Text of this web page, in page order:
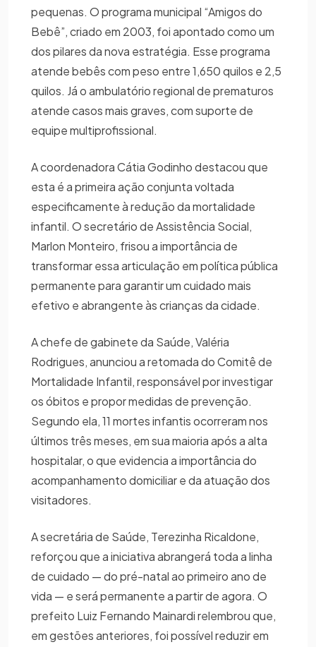
pequenas. O programa municipal “Amigos do
Bebê”, criado em 2003, foi apontado como um
dos pilares da nova estratégia. Esse programa
atende bebês com peso entre 1,650 quilos e 2,5
quilos. Já o ambulatório regional de prematuros
atende casos mais graves, com suporte de
equipe multiprofissional.
A coordenadora Cátia Godinho destacou que
esta é a primeira ação conjunta voltada
especificamente à redução da mortalidade
infantil. O secretário de Assistência Social,
Marlon Monteiro, frisou a importância de
transformar essa articulação em política pública
permanente para garantir um cuidado mais
efetivo e abrangente às crianças da cidade.
A chefe de gabinete da Saúde, Valéria
Rodrigues, anunciou a retomada do Comitê de
Mortalidade Infantil, responsável por investigar
os óbitos e propor medidas de prevenção.
Segundo ela, 11 mortes infantis ocorreram nos
últimos três meses, em sua maioria após a alta
hospitalar, o que evidencia a importância do
acompanhamento domiciliar e da atuação dos
visitadores.
A secretária de Saúde, Terezinha Ricaldone,
reforçou que a iniciativa abrangerá toda a linha
de cuidado — do pré-natal ao primeiro ano de
vida — e será permanente a partir de agora. O
prefeito Luiz Fernando Mainardi relembrou que,
em gestões anteriores, foi possível reduzir em